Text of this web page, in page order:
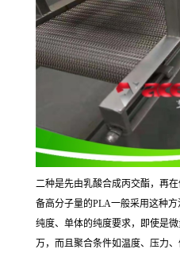
二种是先由乳酸合成丙交酯，再
备高分子量的PLA一般采用这种
纯度、单体的纯度要求，即使是
万，而且聚合条件如温度、压力